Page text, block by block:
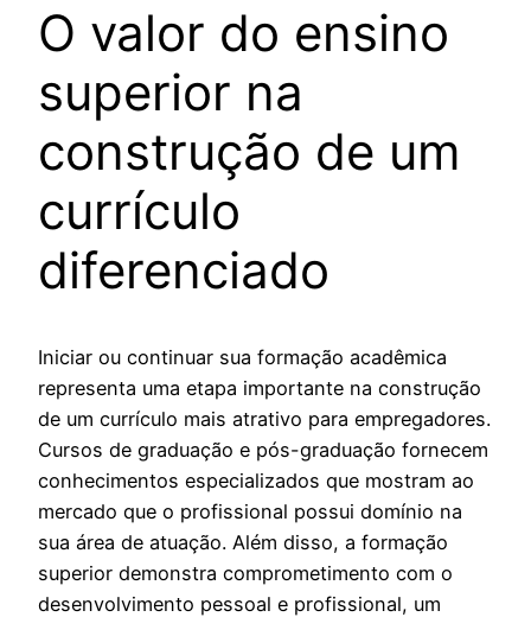
O valor do ensino
superior na
construção de um
currículo
diferenciado
Iniciar ou continuar sua formação acadêmica
representa uma etapa importante na construção
de um currículo mais atrativo para empregadores.
Cursos de graduação e pós-graduação fornecem
conhecimentos especializados que mostram ao
mercado que o profissional possui domínio na
sua área de atuação. Além disso, a formação
superior demonstra comprometimento com o
desenvolvimento pessoal e profissional, um